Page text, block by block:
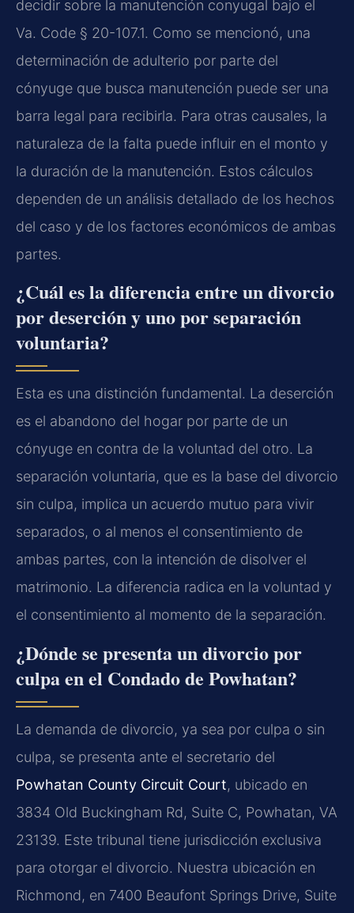
decidir sobre la manutención conyugal bajo el
Va. Code § 20-107.1. Como se mencionó, una
determinación de adulterio por parte del
cónyuge que busca manutención puede ser una
barra legal para recibirla. Para otras causales, la
naturaleza de la falta puede influir en el monto y
la duración de la manutención. Estos cálculos
dependen de un análisis detallado de los hechos
del caso y de los factores económicos de ambas
partes.
¿Cuál es la diferencia entre un divorcio
por deserción y uno por separación
voluntaria?
Esta es una distinción fundamental. La deserción
es el abandono del hogar por parte de un
cónyuge en contra de la voluntad del otro. La
separación voluntaria, que es la base del divorcio
sin culpa, implica un acuerdo mutuo para vivir
separados, o al menos el consentimiento de
ambas partes, con la intención de disolver el
matrimonio. La diferencia radica en la voluntad y
el consentimiento al momento de la separación.
¿Dónde se presenta un divorcio por
culpa en el Condado de Powhatan?
La demanda de divorcio, ya sea por culpa o sin
culpa, se presenta ante el secretario del
Powhatan County Circuit Court, ubicado en
3834 Old Buckingham Rd, Suite C, Powhatan, VA
23139. Este tribunal tiene jurisdicción exclusiva
para otorgar el divorcio. Nuestra ubicación en
Richmond, en 7400 Beaufont Springs Drive, Suite